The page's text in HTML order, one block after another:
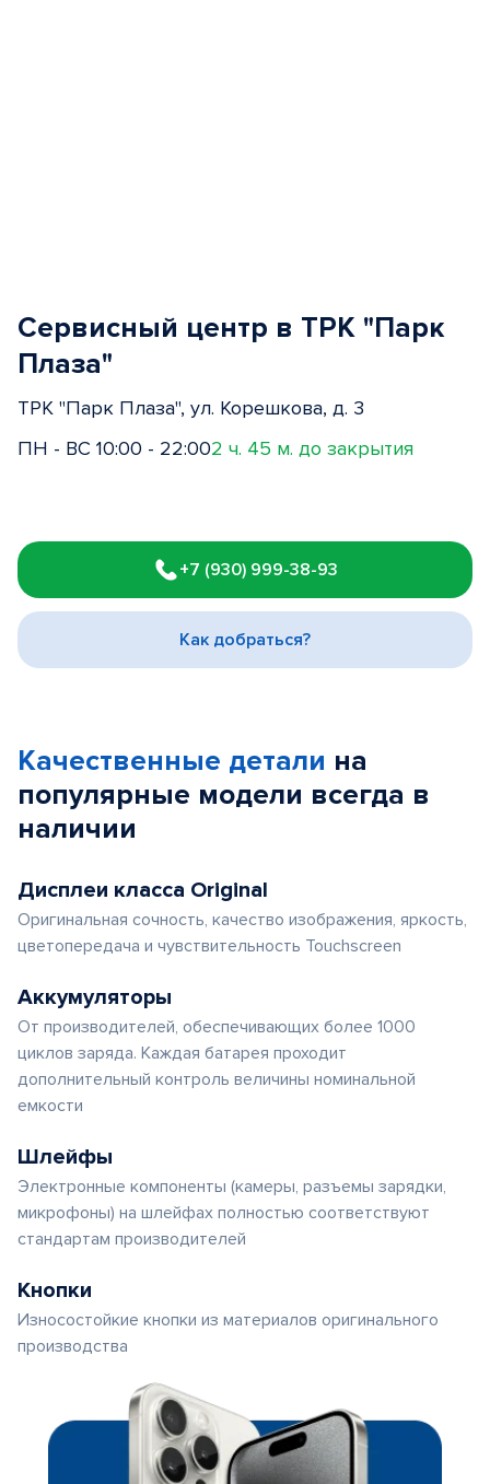
Сервисный центр в ТРК "Парк
Плаза"
ТРК "Парк Плаза", ул. Корешкова, д. 3
ПН - ВС 10:00 - 22:002 ч. 45 м. до закрытия
1
of
3
+7 (930) 999-38-93
Как добраться?
Качественные детали на
популярные модели всегда в
наличии
Дисплеи класса Original
Оригинальная сочность, качество изображения, яркость,
цветопередача и чувствительность Touchscreen
Аккумуляторы
От производителей, обеспечивающих более 1000
циклов заряда. Каждая батарея проходит
дополнительный контроль величины номинальной
емкости
Шлейфы
Электронные компоненты (камеры, разъемы зарядки,
микрофоны) на шлейфах полностью соответствуют
стандартам производителей
Кнопки
Износостойкие кнопки из материалов оригинального
производства